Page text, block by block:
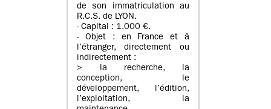
de son immatriculation au
R.C.S. de LYON.
- Capital : 1.000 €.
- Objet : en France et à
l’étranger, directement ou
indirectement :
> la recherche, la
conception, le
développement, l’édition,
l’exploitation, la